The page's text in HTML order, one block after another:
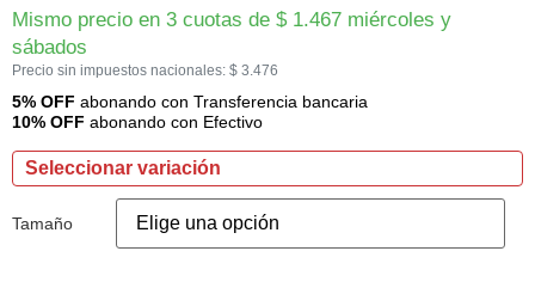
Mismo precio en 3 cuotas de $1.467 miércoles y
sábados
Precio sin impuestos nacionales: $ 3.476
5% OFF abonando con Transferencia bancaria
10% OFF abonando con Efectivo
Seleccionar variación
Tamaño